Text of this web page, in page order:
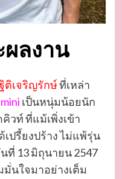
ลงาน
ติเจริญรักษ์ที่เหล่า
เป็นหนุ่มน้อยนัก
วท์ ที่แม้เพิ่งเข้า
ปรี้ยงปร้าง ไม่แพ้รุ่น
ที่ 13 มิถุนายน 2547
นใจมาอย่างเต็ม